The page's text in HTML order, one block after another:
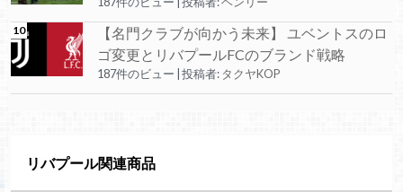
【名門クラブが向かう未来】 ユベントスのロ
ゴ変更とリバプールFCのブランド戦略
187件のビュー 投稿者: タクヤKOP
リバプール関連商品